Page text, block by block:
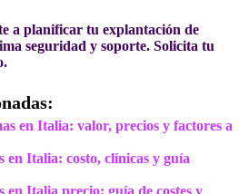
a planificar tu explantación de
seguridad y soporte. Solicita tu
en Italia: valor, precios y factores a
en Italia: costo, clínicas y guía
en Italia precio: guía de costes y